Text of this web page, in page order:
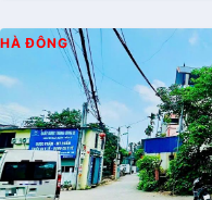
HÀ ĐÔNG